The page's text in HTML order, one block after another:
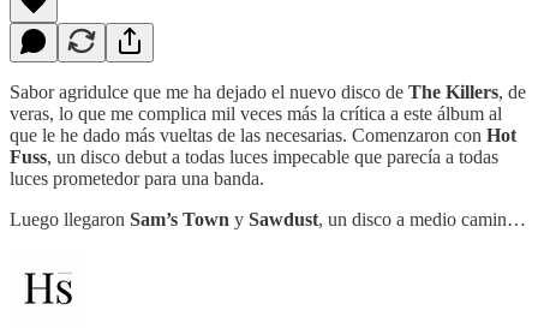
Sabor agridulce que me ha dejado el nuevo disco de The Killers, de
veras, lo que me complica mil veces más la crítica a este álbum al
que le he dado más vueltas de las necesarias. Comenzaron con Hot
Fuss, un disco debut a todas luces impecable que parecía a todas
luces prometedor para una banda.
Luego llegaron Sam’s Town y Sawdust, un disco a medio camin…